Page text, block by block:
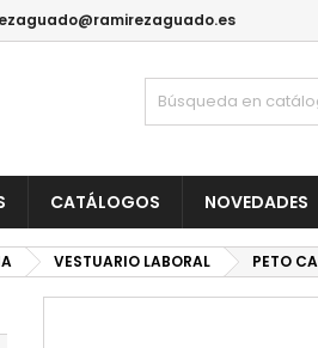
CATÁLOGOS NOVEDADES
VESTUARIO LABORAL PETO